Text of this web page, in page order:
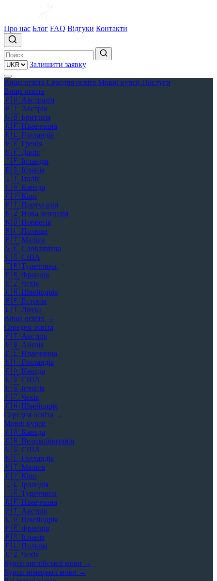
Про нас Блог FAQ Відгуки Контакти
Залишити заявку
Вища освіта Середня освіта Мовні курси Послуги
Вища освіта
🇦🇺 Австралія
🇦🇹 Австрія
🇬🇧 Британія
🇩🇪 Німеччина
🇳🇱 Голландія
🇬🇷 Греція
🇩🇰 Данія
🇮🇪 Ірландія
🇪🇸 Іспанія
🇮🇹 Італія
🇨🇦 Канада
🇨🇾 Кіпр
🇵🇹 Португалія
🇳🇿 Нова Зеландія
🇳🇴 Норвегія
🇵🇱 Польща
🇲🇹 Мальта
🇸🇰 Словаччина
🇺🇸 США
🇹🇷 Туреччина
🇫🇷 Франція
🇨🇿 Чехія
🇨🇭 Швейцарія
🇪🇪 Естонія
🇱🇹 Литва
Вища освіта →
Середня освіта
🇦🇹 Австрія
🇬🇧 Англія
🇩🇪 Німеччина
🇳🇱 Голландія
🇨🇦 Канада
🇺🇸 США
🇪🇸 Іспанія
🇨🇿 Чехія
🇨🇭 Швейцарія
Середня освіта →
Мовні курси
🇨🇦 Канада
🇬🇧 Великобританія
🇺🇸 США
🇳🇱 Голландія
🇲🇹 Мальта
🇨🇾 Кіпр
🇮🇪 Ірландія
🇹🇷 Туреччина
🇩🇪 Німеччина
🇦🇹 Австрія
🇨🇭 Швейцарія
🇫🇷 Франція
🇪🇸 Іспанія
🇵🇱 Польща
🇨🇿 Чехія
Курси англійської мови →
Курси німецької мови →